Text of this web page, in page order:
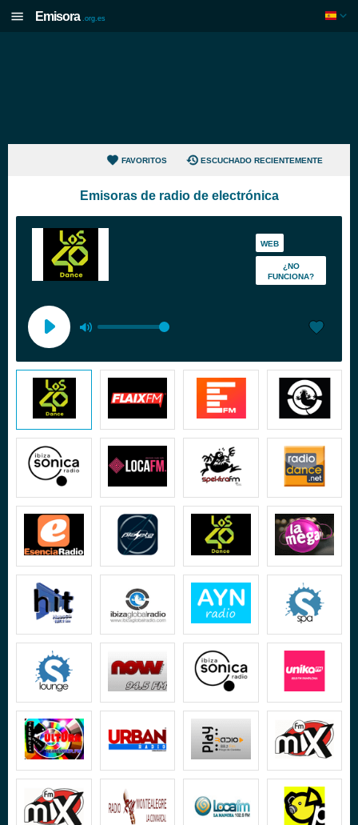
Emisora .org.es
FAVORITOS ESCUCHADO RECIENTEMENTE
Emisoras de radio de electrónica
WEB
¿NO
FUNCIONA?